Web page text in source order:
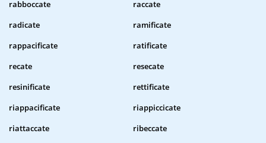
rabboccate
raccate
radicate
ramificate
rappacificate
ratificate
recate
resecate
resinificate
rettificate
riappacificate
riappiccicate
riattaccate
ribeccate